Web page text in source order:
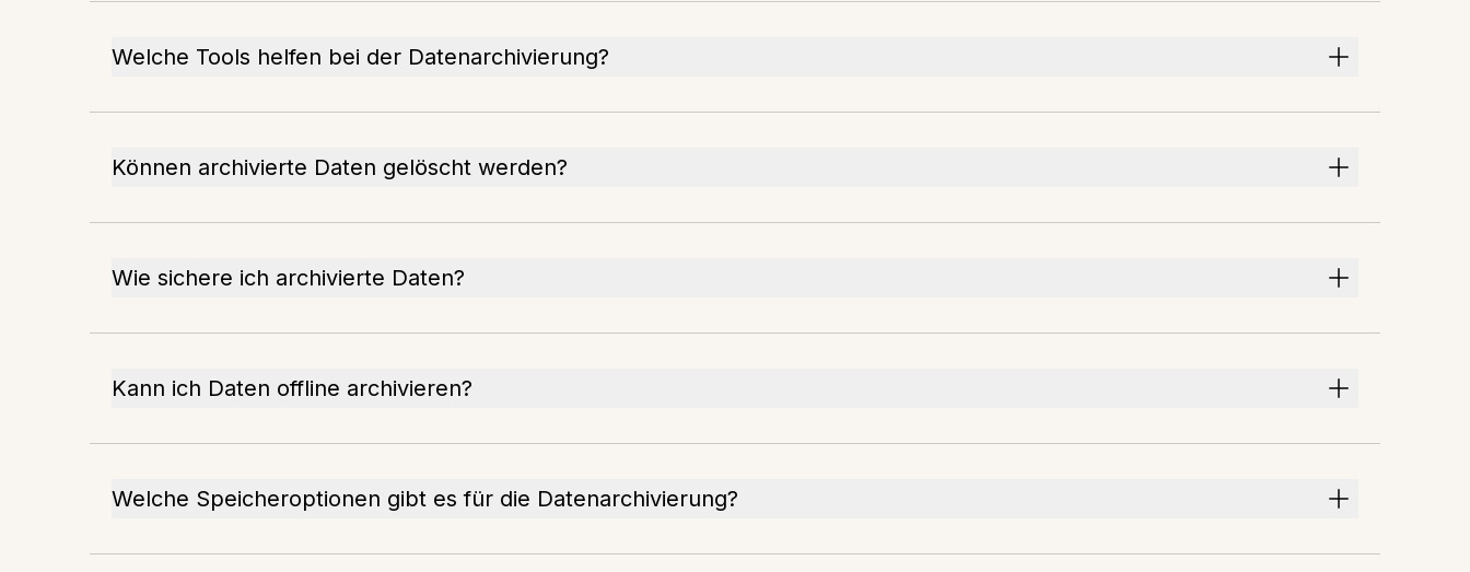
Welche Tools helfen bei der Datenarchivierung?
Können archivierte Daten gelöscht werden?
Wie sichere ich archivierte Daten?
Kann ich Daten offline archivieren?
Welche Speicheroptionen gibt es für die Datenarchivierung?